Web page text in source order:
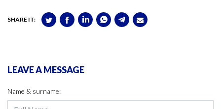
SHARE IT:
LEAVE A MESSAGE
Name & surname: